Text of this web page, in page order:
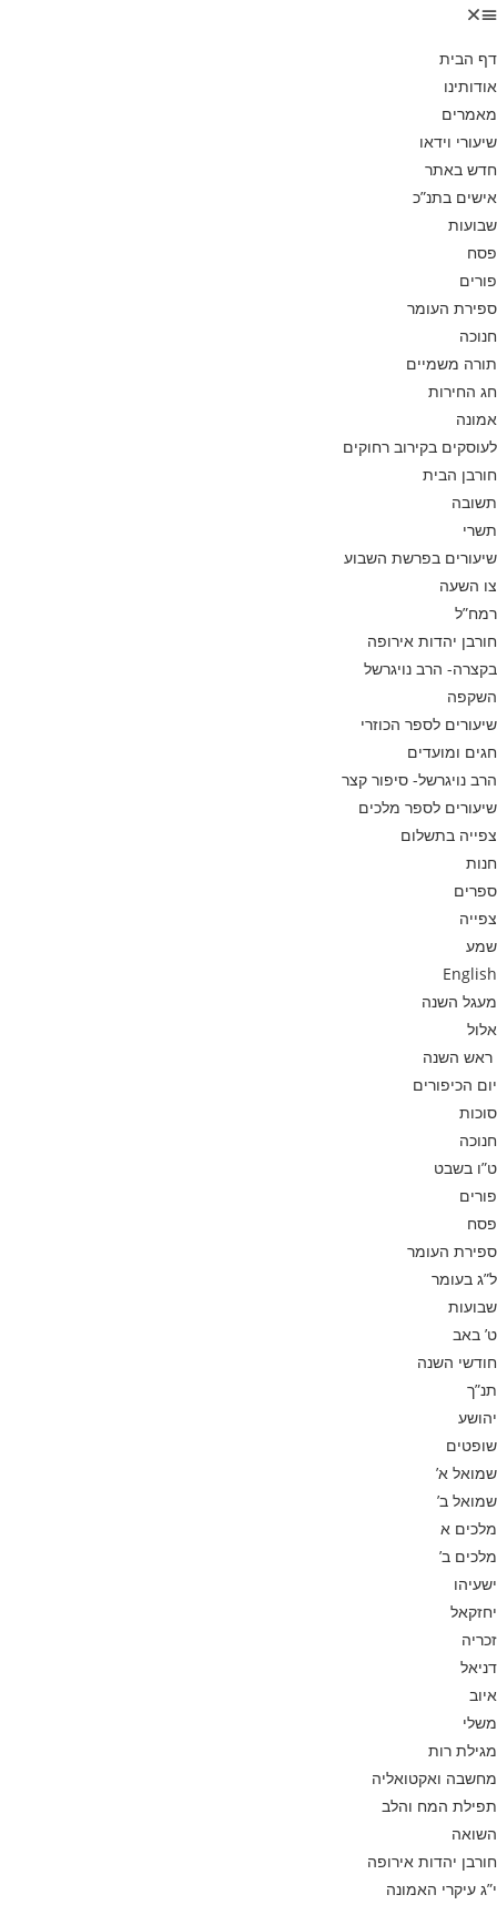
דף הבית
אודותינו
מאמרים
שיעורי וידאו
חדש באתר
אישים בתנ”כ
שבועות
פסח
פורים
ספירת העומר
חנוכה
תורה משמיים
חג החירות
אמונה
לעוסקים בקירוב רחוקים
חורבן הבית
תשובה
תשרי
שיעורים בפרשת השבוע
צו השעה
רמח”ל
חורבן יהדות אירופה
בקצרה- הרב נויגרשל
השקפה
שיעורים לספר הכוזרי
חגים ומועדים
הרב נויגרשל- סיפור קצר
שיעורים לספר מלכים
צפייה בתשלום
חנות
ספרים
צפייה
שמע
English
מעגל השנה
אלול
ראש השנה
יום הכיפורים
סוכות
חנוכה
ט”ו בשבט
פורים
פסח
ספירת העומר
ל”ג בעומר
שבועות
ט’ באב
חודשי השנה
תנ”ך
יהושע
שופטים
שמואל א’
שמואל ב’
מלכים א
מלכים ב’
ישעיהו
יחזקאל
זכריה
דניאל
איוב
משלי
מגילת רות
מחשבה ואקטואליה
תפילת המח והלב
השואה
חורבן יהדות אירופה
י”ג עיקרי האמונה